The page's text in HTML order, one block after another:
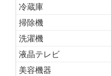
冷蔵庫
掃除機
洗濯機
液晶テレビ
美容機器